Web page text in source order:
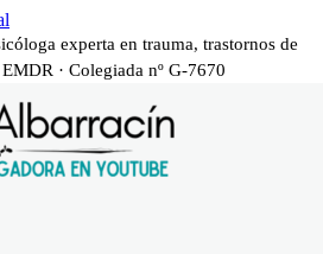
experta en trauma, trastornos de
· Colegiada nº G-7670